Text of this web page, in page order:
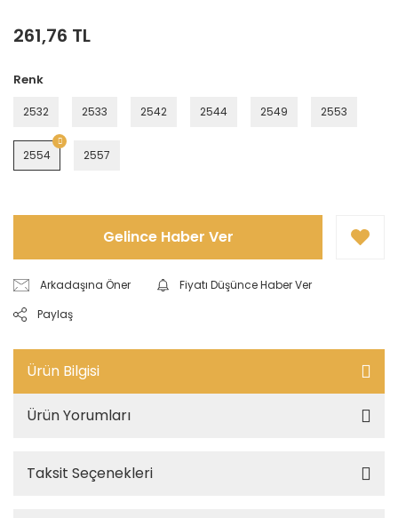
261,76 TL
Renk
2532 2533 2542 2544 2549 2553
2554 2557
Gelince Haber Ver
Arkadaşına Öner
Fiyatı Düşünce Haber Ver
Paylaş
Ürün Bilgisi
Ürün Yorumları
Taksit Seçenekleri